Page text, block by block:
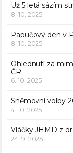
Už 5 letá sázím
8. 10. 2025
Papučový den v
8. 10. 2025
Ohlednutí za
ČR.
6. 10. 2025
Sněmovní volby
4. 10. 2025
Vláčky JHMD z
24. 9. 2025